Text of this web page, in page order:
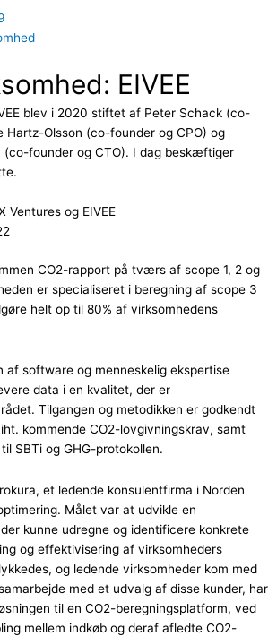
EIVEE
blev i 2020 stiftet af Peter Schack (co-
Hartz-Olsson (co-founder og CPO) og
(co-founder og CTO). I dag beskæftiger
Ventures og EIVEE
CO2-rapport på tværs af scope 1, 2 og
er specialiseret i beregning af scope 3
helt op til 80% af virksomhedens
af software og menneskelig ekspertise
data i en kvalitet, der er
Tilgangen og metodikken er godkendt
kommende CO2-lovgivningskrav, samt
SBTi og GHG-protokollen.
et ledende konsulentfirma i Norden
Målet var at udvikle en
kunne udregne og identificere konkrete
og effektivisering af virksomheders
og ledende virksomheder kom med
med et udvalg af disse kunder, har
til en CO2-beregningsplatform, ved
mellem indkøb og deraf afledte CO2-